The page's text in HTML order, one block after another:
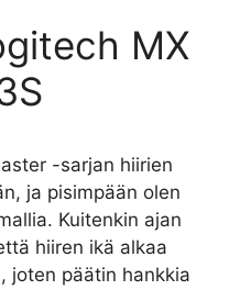
MX
-sarjan hiirien
ja pisimpään olen
Kuitenkin ajan
hiiren ikä alkaa
joten päätin hankkia